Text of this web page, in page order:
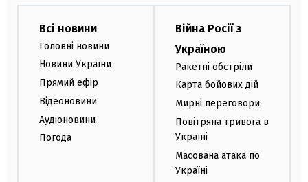
Всі новини
Головні новини
Новини України
Прямий ефір
Відеоновини
Аудіоновини
Погода
Війна Росії з
Україною
Ракетні обстріли
Карта бойових дій
Мирні переговори
Повітряна тривога в
Україні
Масована атака по
Україні